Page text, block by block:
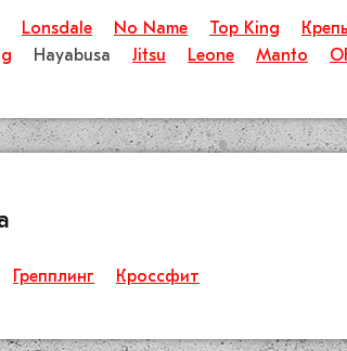
Lonsdale No Name Top King
Hayabusa Jitsu Leone Manto
Грепплинг Кроссфит